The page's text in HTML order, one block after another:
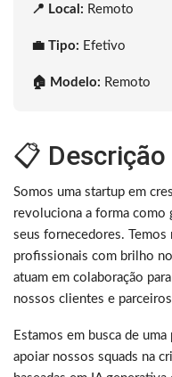
📍 Local: Remoto
💼 Tipo: Efetivo
🏠 Modelo: Remoto
📋 Descrição
Somos uma startup em
revoluciona a forma como
seus fornecedores.
profissionais com brilho
atuam em colaboração
nossos clientes e
Estamos em busca de
apoiar nossos squads na